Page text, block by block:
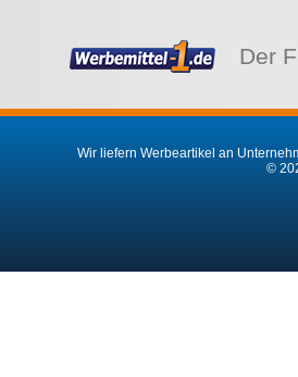
Der
Wir liefern Werbeartikel an
©